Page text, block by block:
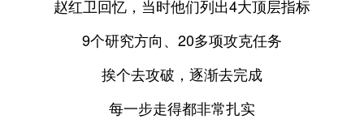
赵红卫回忆，当时他们列出4大顶层指标
9个研究方向、20多项攻克任务
挨个去攻破，逐渐去完成
每一步走得都非常扎实